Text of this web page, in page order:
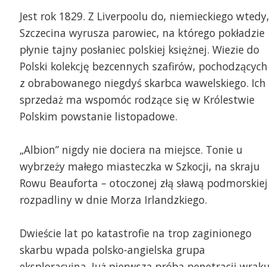
Wojciech Ochrymiuk
Jest rok 1829. Z Liverpoolu do, niemieckiego wtedy,
Szczecina wyrusza parowiec, na którego pokładzie
płynie tajny posłaniec polskiej księżnej. Wiezie do
Polski kolekcję bezcennych szafirów, pochodzących
z obrabowanego niegdyś skarbca wawelskiego. Ich
sprzedaż ma wspomóc rodzące się w Królestwie
Polskim powstanie listopadowe.
„Albion” nigdy nie dociera na miejsce. Tonie u
wybrzeży małego miasteczka w Szkocji, na skraju
Rowu Beauforta – otoczonej złą sławą podmorskiej
rozpadliny w dnie Morza Irlandzkiego.
Dwieście lat po katastrofie na trop zaginionego
skarbu wpada polsko-angielska grupa